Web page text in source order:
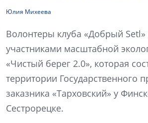
Юлия Михеева
Волонтеры клуба «Добрый Setl»
участниками масштабной
«Чистый берег 2.0», которая
территории Государственного
заказника «Тарховский» у
Сестрорецке.